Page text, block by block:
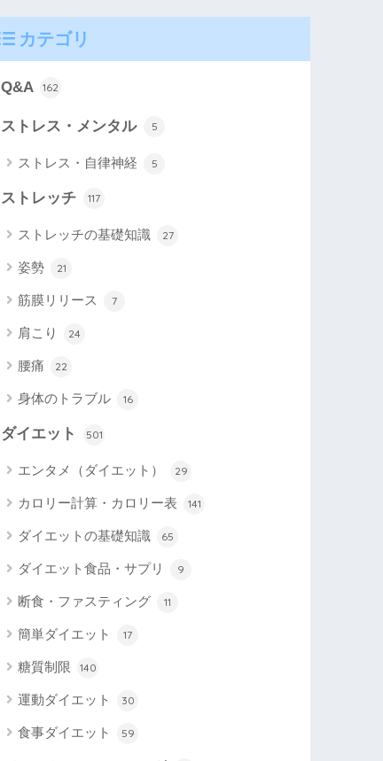
カテゴリ
Q&A 162
ストレス・メンタル 5
ストレス・自律神経 5
ストレッチ 117
ストレッチの基礎知識 27
姿勢 21
筋膜リリース 7
肩こり 24
腰痛 22
身体のトラブル 16
ダイエット 501
エンタメ（ダイエット） 29
カロリー計算・カロリー表 141
ダイエットの基礎知識 65
ダイエット食品・サプリ 9
断食・ファスティング 11
簡単ダイエット 17
糖質制限 140
運動ダイエット 30
食事ダイエット 59